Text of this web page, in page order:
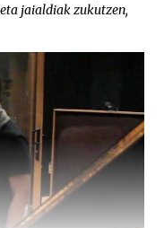
jaialdiak zukutzen,